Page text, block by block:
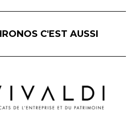
C'EST AUSSI